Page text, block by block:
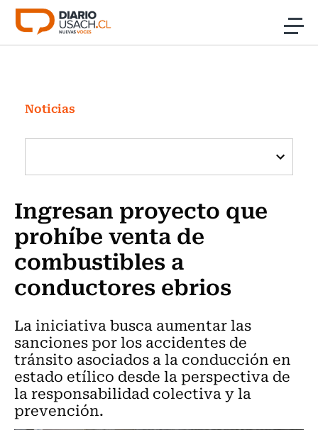
Click acá para ir directamente al contenido
Investigación
Cultura
Programas Radio y TV Usach
Noticias
Ingresan proyecto que
prohíbe venta de
combustibles a
conductores ebrios
La iniciativa busca aumentar las
sanciones por los accidentes de
tránsito asociados a la conducción en
estado etílico desde la perspectiva de
la responsabilidad colectiva y la
prevención.